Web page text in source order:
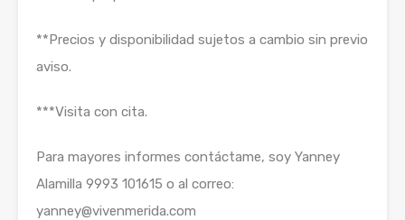
**Precios y disponibilidad sujetos a cambio sin previo
aviso.
***Visita con cita.
Para mayores informes contáctame, soy Yanney
Alamilla 9993 101615 o al correo:
yanney@vivenmerida.com